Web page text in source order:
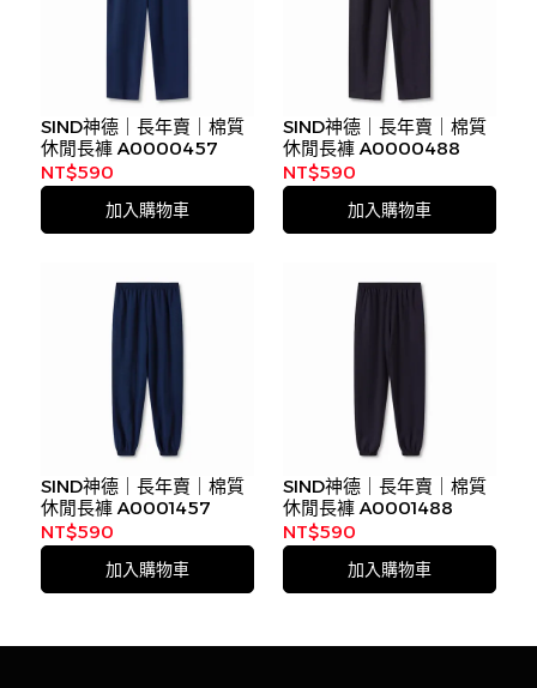
SIND神德｜長年賣｜棉質
休閒長褲A0000457
NT$590
加入購物車
SIND神德｜長年賣｜棉質
休閒長褲A0000488
NT$590
加入購物車
SIND神德｜長年賣｜棉質
休閒長褲A0001457
NT$590
加入購物車
SIND神德｜長年賣｜棉質
休閒長褲A0001488
NT$590
加入購物車